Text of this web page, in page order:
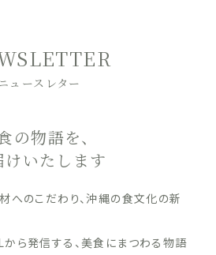
ュースレター
の物語を、
けいたします
へのこだわり、沖縄の食文化の新
ら発信する、美食にまつわる物語